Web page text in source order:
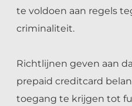
te voldoen aan regels
criminaliteit.
Richtlijnen geven aan
prepaid creditcard
toegang te krijgen tot